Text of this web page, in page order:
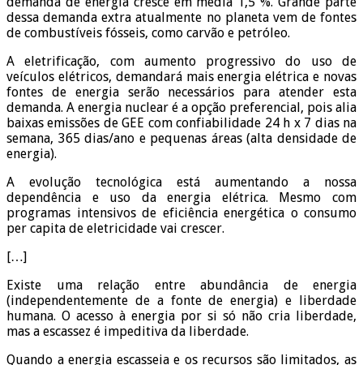
dessa demanda extra atualmente no planeta vem de fontes
de combustíveis fósseis, como carvão e petróleo.
A eletrificação, com aumento progressivo do uso de
veículos elétricos, demandará mais energia elétrica e novas
fontes de energia serão necessários para atender esta
demanda. A energia nuclear é a opção preferencial, pois alia
baixas emissões de GEE com confiabilidade 24 h x 7 dias na
semana, 365 dias/ano e pequenas áreas (alta densidade de
energia).
A evolução tecnológica está aumentando a nossa
dependência e uso da energia elétrica. Mesmo com
programas intensivos de eficiência energética o consumo
per capita de eletricidade vai crescer.
[…]
Existe uma relação entre abundância de energia
(independentemente de a fonte de energia) e liberdade
humana. O acesso à energia por si só não cria liberdade,
mas a escassez é impeditiva da liberdade.
Quando a energia escasseia e os recursos são limitados, as